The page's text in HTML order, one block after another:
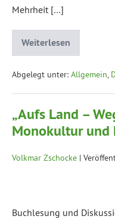
Mehrheit […]
Weiterlesen
Abgelegt unter: Allgemein,
„Aufs Land –
Monokultur und
Volkmar Zschocke |
Buchlesung und